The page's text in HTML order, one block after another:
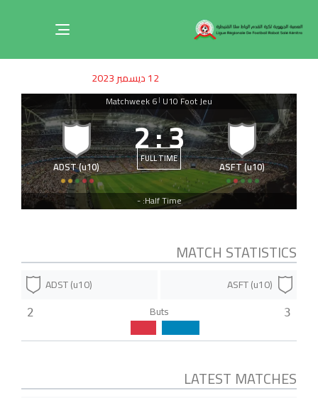
Toggle
IN:on:
12 ديسمبر 2023
U10 Foot Jeu
|
Matchweek 6
ASFT (u10)
3
:
2FULL TIME
ADST (u10)
Half Time: -
MATCH STATISTICS
ASFT (u10)
ADST (u10)
3
Buts
2
LATEST MATCHES